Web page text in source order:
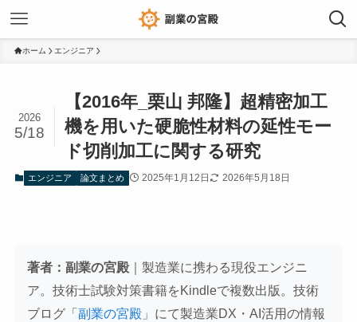
ホーム エンジニア
【2016年_栗山 邦隆】超精密加工
機を用いた硬脆性材料の延性モー
ド切削加工に関する研究
2026
5/18
エンジニア 論文まとめ 2025年1月12日 2026年5月18日
著者：副業の宮殿｜製造業に携わる現役エンジニ
ア。技術士試験対策書籍をKindleで複数出版。技術
ブログ「副業の宮殿 」にて製造業DX・AI活用の情報